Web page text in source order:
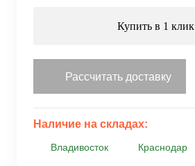
Купить в 1 клик
Рассчитать доставку
Наличие на складах:
Владивосток Краснодар